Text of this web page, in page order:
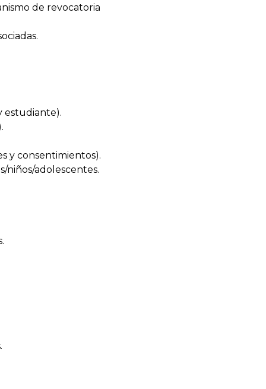
de revocatoria
estudiante).
y consentimientos).
niños/adolescentes.